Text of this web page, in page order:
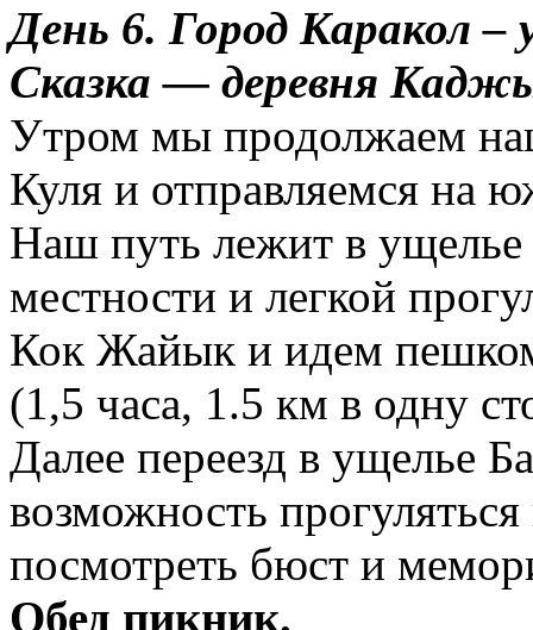
День 6. Город Каракол
Сказка — деревня
Утром мы продолжаем
Куля и отправляемся на
Наш путь лежит в
местности и легкой
Кок Жайык и идем
(1,5 часа, 1.5 км в одну
Далее переезд в ущелье
возможность
посмотреть бюст и
Обед пикник.